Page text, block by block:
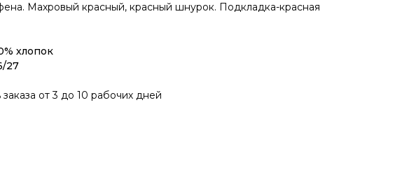
Махровый красный, красный шнурок. Подкладка-красная
хлопок
27
заказа от 3 до 10 рабочих дней